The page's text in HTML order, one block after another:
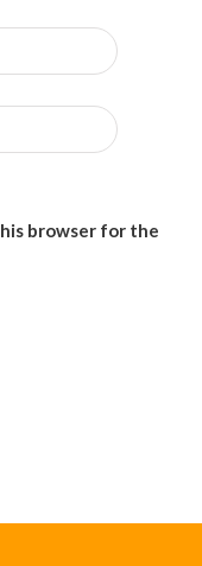
browser for the